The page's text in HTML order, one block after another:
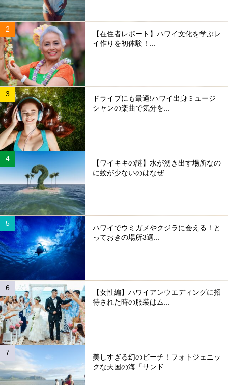
【在住者レポート】ハワイ文化を学ぶレ
イ作りを初体験！...
ドライブにも最適!ハワイ出身ミュージ
シャンの楽曲で気分を...
【ワイキキの謎】水が湧き出す場所なの
に蚊が少ないのはなぜ...
ハワイでウミガメやクジラに会える！と
っておきの場所3選...
【女性編】ハワイアンウエディングに招
待された時の服装はム...
美しすぎる幻のビーチ！フォトジェニッ
クな天国の海「サンド...